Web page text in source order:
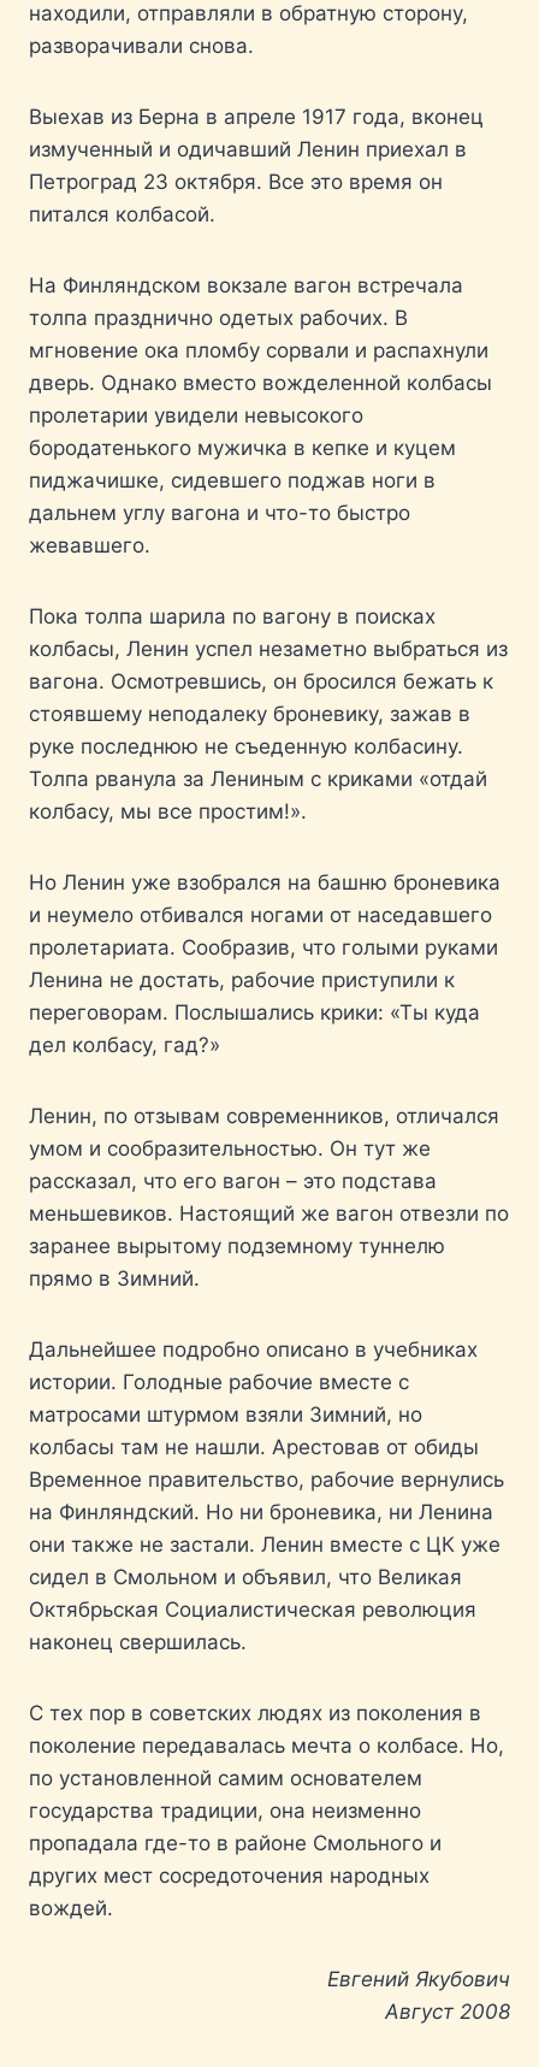
находили, отправляли в обратную сторону,
разворачивали снова.
Выехав из Берна в апреле 1917 года, вконец
измученный и одичавший Ленин приехал в
Петроград 23 октября. Все это время он
питался колбасой.
На Финляндском вокзале вагон встречала
толпа празднично одетых рабочих. В
мгновение ока пломбу сорвали и распахнули
дверь. Однако вместо вожделенной колбасы
пролетарии увидели невысокого
бородатенького мужичка в кепке и куцем
пиджачишке, сидевшего поджав ноги в
дальнем углу вагона и что-то быстро
жевавшего.
Пока толпа шарила по вагону в поисках
колбасы, Ленин успел незаметно выбраться из
вагона. Осмотревшись, он бросился бежать к
стоявшему неподалеку броневику, зажав в
руке последнюю не съеденную колбасину.
Толпа рванула за Лениным с криками «отдай
колбасу, мы все простим!».
Но Ленин уже взобрался на башню броневика
и неумело отбивался ногами от наседавшего
пролетариата. Сообразив, что голыми руками
Ленина не достать, рабочие приступили к
переговорам. Послышались крики: «Ты куда
дел колбасу, гад?»
Ленин, по отзывам современников, отличался
умом и сообразительностью. Он тут же
рассказал, что его вагон – это подстава
меньшевиков. Настоящий же вагон отвезли по
заранее вырытому подземному туннелю
прямо в Зимний.
Дальнейшее подробно описано в учебниках
истории. Голодные рабочие вместе с
матросами штурмом взяли Зимний, но
колбасы там не нашли. Арестовав от обиды
Временное правительство, рабочие вернулись
на Финляндский. Но ни броневика, ни Ленина
они также не застали. Ленин вместе с ЦК уже
сидел в Смольном и объявил, что Великая
Октябрьская Социалистическая революция
наконец свершилась.
С тех пор в советских людях из поколения в
поколение передавалась мечта о колбасе. Но,
по установленной самим основателем
государства традиции, она неизменно
пропадала где-то в районе Смольного и
других мест сосредоточения народных
вождей.
Евгений Якубович
Август 2008